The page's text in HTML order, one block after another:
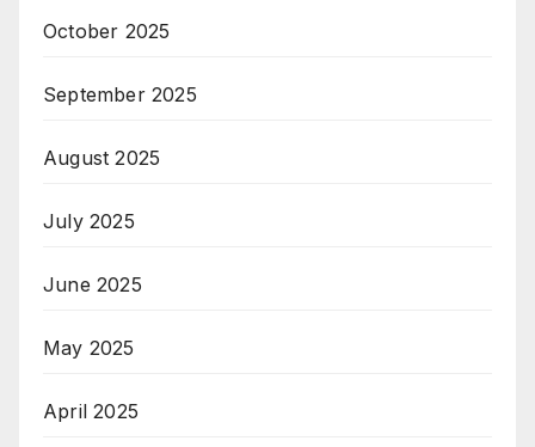
October 2025
September 2025
August 2025
July 2025
June 2025
May 2025
April 2025